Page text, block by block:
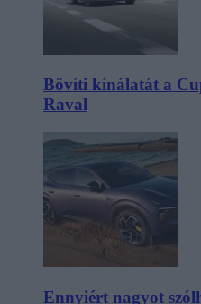
Bővíti kínálatát a
Raval
Ennyiért nagyot